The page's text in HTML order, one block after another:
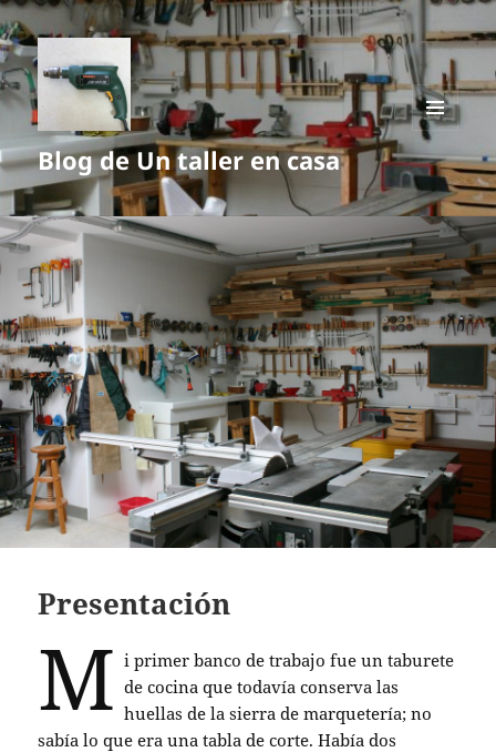
Blog de Un taller en casa
MENÚ
Y
WIDGETS
Presentación
M i primer banco de trabajo fue un taburete
de cocina que todavía conserva las
huellas de la sierra de marquetería; no
sabía lo que era una tabla de corte. Había dos